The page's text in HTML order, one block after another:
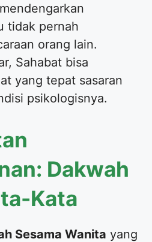
tidak pernah
orang lain.
Sahabat bisa
yang tepat sasaran
psikologisnya.
Dakwah
Kata
Sesama Wanita yang